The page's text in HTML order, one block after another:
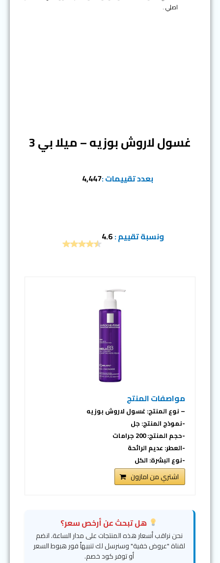
اصلي .
غسول لاروش بوزيه – ميلا بي 3
بعدد تقييمات :4,447
ونسبة تقييم :4.6
مواصفات المنتج
– نوع المنتج: غسول لاروش بوزيه
-نموذج المنتج: جل
-حجم المنتج: 200 جرامات
-العطر: عديم الرائحة
-نوع البشرة: الكل
اشتري من امازون
هل تبحث عن أرخص سعر؟
نحن نراقب أسعار هذه المنتجات على مدار الساعة. انضم
لقناة "عروض خفية" وسنرسل لك تنبيهاً فور هبوط السعر
أو توفر كود خصم.